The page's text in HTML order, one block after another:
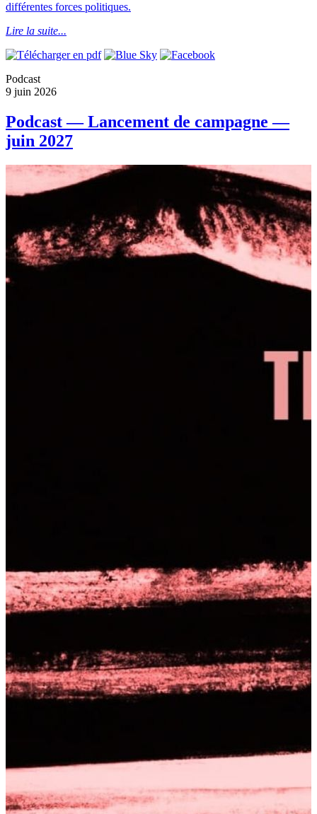
différentes forces politiques.
Lire la suite...
Podcast
9 juin 2026
Podcast — Lancement de campagne —
juin 2027